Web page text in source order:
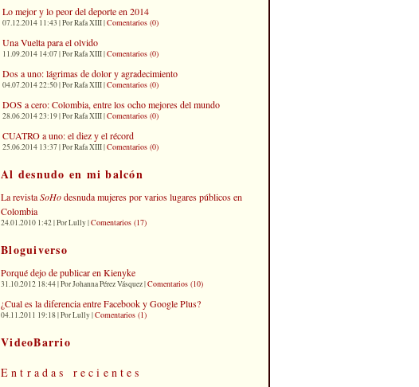
Lo mejor y lo peor del deporte en 2014
07.12.2014 11:43 | Por Rafa XIII |Comentarios (0)
Una Vuelta para el olvido
11.09.2014 14:07 | Por Rafa XIII |Comentarios (0)
Dos a uno: lágrimas de dolor y agradecimiento
04.07.2014 22:50 | Por Rafa XIII |Comentarios (0)
DOS a cero: Colombia, entre los ocho mejores del mundo
28.06.2014 23:19 | Por Rafa XIII |Comentarios (0)
CUATRO a uno: el diez y el récord
25.06.2014 13:37 | Por Rafa XIII |Comentarios (0)
Al desnudo en mi balcón
La revistaSoHodesnuda mujeres por varios lugares públicos en
Colombia
24.01.2010 1:42 | Por Lully |Comentarios (17)
Bloguiverso
Porqué dejo de publicar en Kienyke
31.10.2012 18:44 | Por Johanna Pérez Vásquez |Comentarios (10)
¿Cual es la diferencia entre Facebook y Google Plus?
04.11.2011 19:18 | Por Lully |Comentarios (1)
VideoBarrio
Entradas recientes